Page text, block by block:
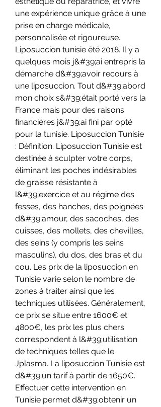
une expérience unique grâce à une
prise en charge médicale,
personnalisée et rigoureuse.
Liposuccion tunisie été 2018. Il y a
quelques mois j&#39;ai entrepris la
démarche d&#39;avoir recours à
une liposuccion. Tout d&#39;abord
mon choix s&#39;était porté vers la
France mais pour des raisons
financières j&#39;ai fini par opté
pour la tunisie. Liposuccion Tunisie
: Définition. Liposuccion Tunisie est
destinée à sculpter votre corps,
éliminant les poches indésirables
de graisse résistante à
l&#39;exercice et au régime des
fesses, des hanches, des poignées
d&#39;amour, des sacoches, des
cuisses, des mollets, des chevilles,
des seins (y compris les seins
masculins), du dos, des bras et du
cou. Les prix de la liposuccion en
Tunisie varie selon le nombre de
zones à traiter ainsi que les
techniques utilisées. Généralement,
ce prix se situe entre 1600€ et
4800€, les prix les plus chers
correspondent à l&#39;utilisation
de techniques telles que le
Jplasma. La liposuccion Tunisie est
d&#39;un tarif à partir de 1650€.
Effectuer cette intervention en
Tunisie permet d&#39;obtenir un